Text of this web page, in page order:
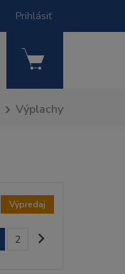
Prihlásiť
Výplachy
Výpredaj
2